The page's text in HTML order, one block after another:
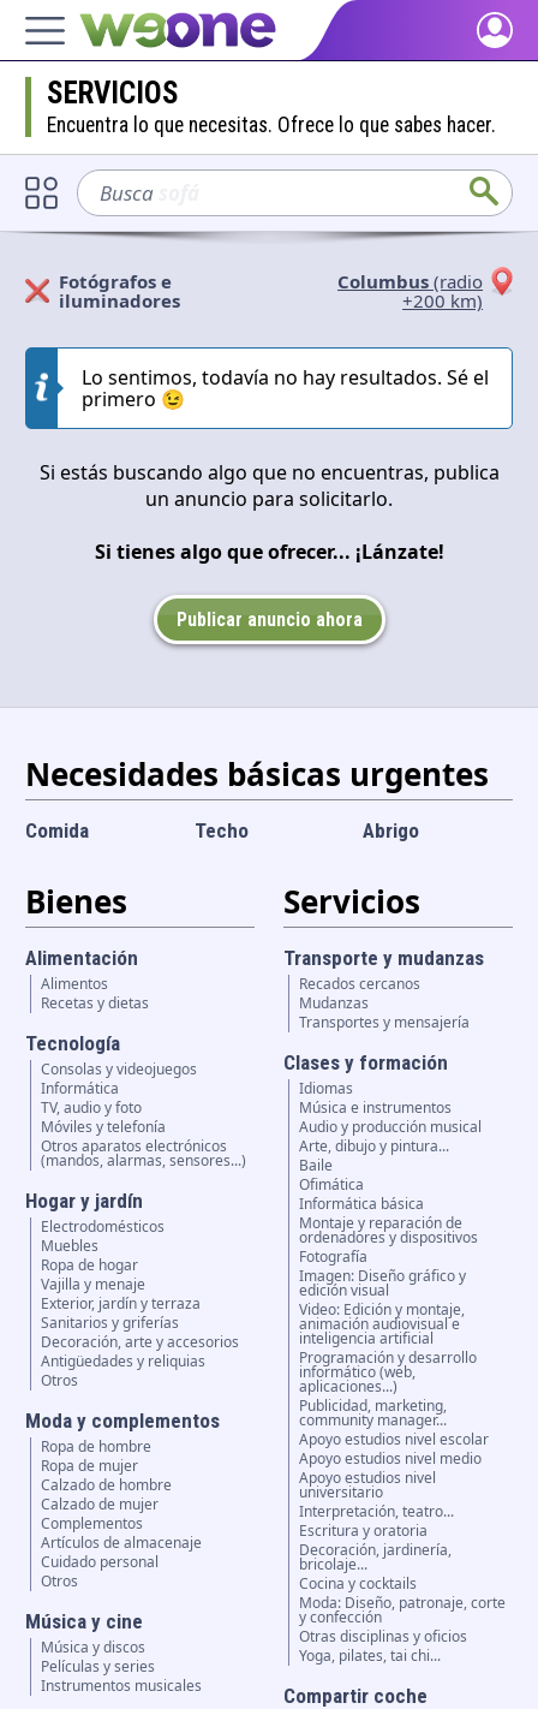
Inicio
Descubre qué es WeOne y lo que puedes hacer.
Personas
Encuentra personas con tus mismos intereses.
Bienes y servicios
Inspírate con nuestro contenido positivo.
Apoya WeOne
Impulsa la plataforma y obtén Dharmas y otras recompensas.
Ayuda
Resuelve tus dudas y preguntas frecuentes.
Idioma y divisa
SERVICIOS
Encuentra lo que necesitas. Ofrece lo que sabes hacer.
Busca
Cerrar
Fotógrafos e
iluminadores
Columbus (radio
+200 km)
Lo sentimos, todavía no hay resultados. Sé el
primero 😉
Si estás buscando algo que no encuentras, publica
un anuncio para solicitarlo.
Si tienes algo que ofrecer... ¡Lánzate!
Publicar anuncio ahora
Necesidades básicas urgentes
Comida Techo Abrigo
Bienes
Alimentación
Alimentos
Recetas y dietas
Tecnología
Consolas y videojuegos
Informática
TV, audio y foto
Móviles y telefonía
Otros aparatos electrónicos
(mandos, alarmas, sensores...)
Hogar y jardín
Electrodomésticos
Muebles
Ropa de hogar
Vajilla y menaje
Exterior, jardín y terraza
Sanitarios y griferías
Decoración, arte y accesorios
Antigüedades y reliquias
Otros
Moda y complementos
Ropa de hombre
Ropa de mujer
Calzado de hombre
Calzado de mujer
Complementos
Artículos de almacenaje
Cuidado personal
Otros
Música y cine
Música y discos
Películas y series
Instrumentos musicales
Servicios
Transporte y mudanzas
Recados cercanos
Mudanzas
Transportes y mensajería
Clases y formación
Idiomas
Música e instrumentos
Audio y producción musical
Arte, dibujo y pintura...
Baile
Ofimática
Informática básica
Montaje y reparación de
ordenadores y dispositivos
Fotografía
Imagen: Diseño gráfico y
edición visual
Video: Edición y montaje,
animación audiovisual e
inteligencia artificial
Programación y desarrollo
informático (web,
aplicaciones...)
Publicidad, marketing,
community manager...
Apoyo estudios nivel escolar
Apoyo estudios nivel medio
Apoyo estudios nivel
universitario
Interpretación, teatro...
Escritura y oratoria
Decoración, jardinería,
bricolaje...
Cocina y cocktails
Moda: Diseño, patronaje, corte
y confección
Otras disciplinas y oficios
Yoga, pilates, tai chi...
Compartir coche